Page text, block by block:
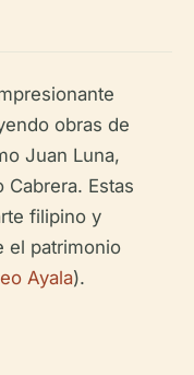
obras de
Juan Luna,
Estas
filipino y
el patrimonio
Ayala).